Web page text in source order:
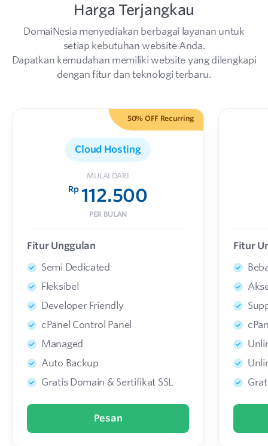
Harga Terjangkau
DomaiNesia menyediakan berbagai layanan untuk
setiap kebutuhan website Anda.
Dapatkan kemudahan memiliki website yang dilengkapi
dengan fitur dan teknologi terbaru.
50% OFF Recurring
Cloud Hosting
MULAI DARI
Rp 112.500
PER BULAN
Fitur Unggulan
Semi Dedicated
Fleksibel
Developer Friendly
cPanel Control Panel
Managed
Auto Backup
Gratis Domain & Sertifikat SSL
Pesan
Fitur